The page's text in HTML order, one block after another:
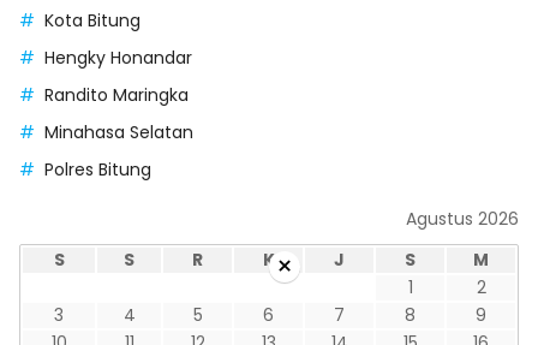
Kota Bitung
Hengky Honandar
Randito Maringka
Minahasa Selatan
Polres Bitung
Agustus 2026
S
S R K J S
M
1
2
3
4 5 6 7 8
9
×